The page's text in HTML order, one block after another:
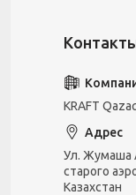
KRAFT
Ул. Жумаша
старого
Казахстан